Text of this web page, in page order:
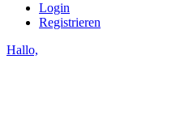
Login
Registrieren
Hallo,